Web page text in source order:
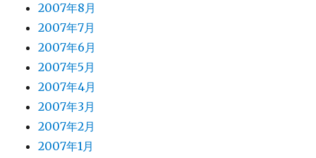
2007年8月
2007年7月
2007年6月
2007年5月
2007年4月
2007年3月
2007年2月
2007年1月